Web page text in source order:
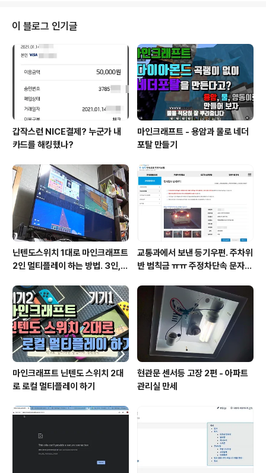
있습니다. 라이선스 티몬체 다운로드하기
이 블로그 인기글
갑작스런 NICE결제? 누군가 내
카드를 해킹했나?
마인크래프트 - 용암과 물로 네더
포탈 만들기
닌텐도스위치 1대로 마인크래프트
2인 멀티플레이 하는 방법. 3인, 4
교통과에서 보낸 등기우편. 주차위
반 범칙금 ㅠㅠ 주정차단속 문자알
마인크래프트 닌텐도 스위치 2대
로 로컬 멀티플레이 하기
현관문 센서등 고장 2편 - 아파트
관리실 만세